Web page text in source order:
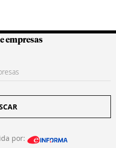
empresas
por: